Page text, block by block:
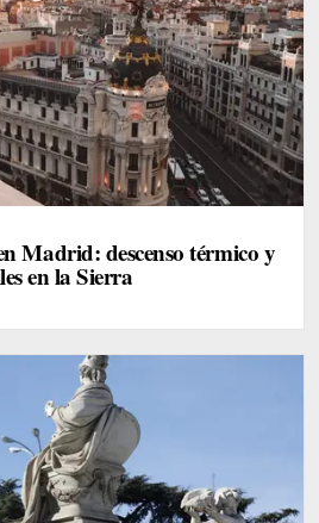
Madrid: descenso térmico y
en la Sierra